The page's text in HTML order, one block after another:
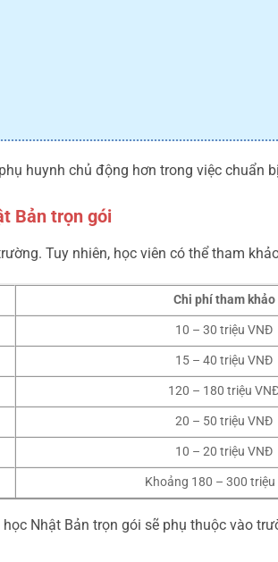
huynh chủ động hơn trong việc chuẩn
Bản trọn gói
Tuy nhiên, học viên có thể tham
Chi phí tham khảo
10 – 30 triệu VNĐ
15 – 40 triệu VNĐ
120 – 180 triệu
20 – 50 triệu VNĐ
10 – 20 triệu VNĐ
Khoảng 180 – 300
Nhật Bản trọn gói sẽ phụ thuộc vào